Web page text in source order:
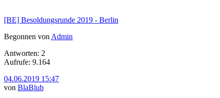
[BE] Besoldungsrunde 2019 - Berlin
Begonnen von Admin
Antworten: 2
Aufrufe: 9.164
04.06.2019 15:47
von BlaBlub